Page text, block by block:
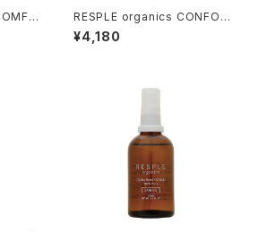
47
RESPLE organics CONFOR
T SKIN OIL 30ml
¥4,180